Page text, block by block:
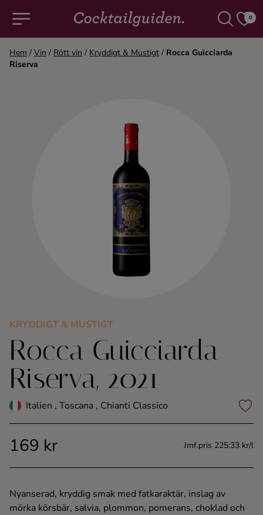
0
COCKTAILS & DRINKAR
Rom
Shots
Tequila
Whisky
Hem / Vin / Rött vin / Kryddigt & Mustigt / Rocca Guicciarda
Riserva
KRYDDIGT & MUSTIGT
Rocca Guicciarda
Riserva, 2021
Italien , Toscana , Chianti Classico
169 kr Jmf.pris 225:33 kr/l
Nyanserad, kryddig smak med fatkaraktär, inslag av
mörka körsbär, salvia, plommon, pomerans, choklad och